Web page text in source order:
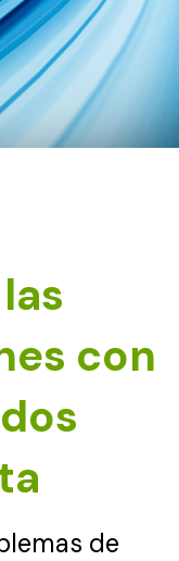
con
de